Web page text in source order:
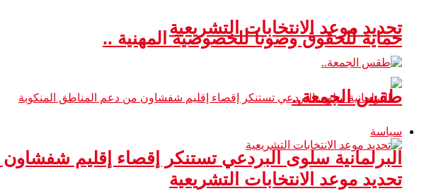
حماية للحقوق وصونا للخصوصية المهنية ..
البرلمانية سلوى البردعي تستنكر إقصاء إقليم
تحديد موعد الانتخابات التشريعية
طقس الجمعة..
سياسة
تحديد موعد الانتخابات التشريعية